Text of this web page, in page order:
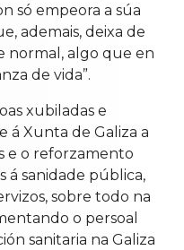
só empeora a súa
ademais, deixa de
normal, algo que en
de vida”.
xubiladas e
á Xunta de Galiza a
e o reforzamento
á sanidade pública,
sobre todo na
o persoal
sanitaria na Galiza